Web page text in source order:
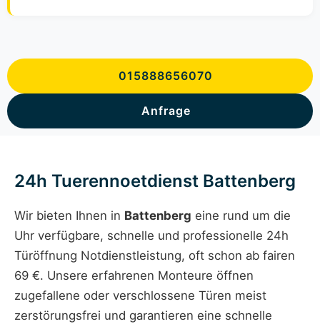
015888656070
Anfrage
24h Tuerennoetdienst Battenberg
Wir bieten Ihnen in Battenberg eine rund um die
Uhr verfügbare, schnelle und professionelle 24h
Türöffnung Notdienstleistung, oft schon ab fairen
69 €. Unsere erfahrenen Monteure öffnen
zugefallene oder verschlossene Türen meist
zerstörungsfrei und garantieren eine schnelle